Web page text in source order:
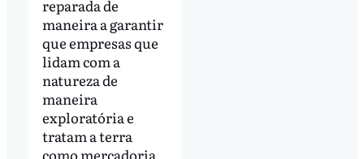
reparada de
maneira a garantir
que empresas que
lidam com a
natureza de
maneira
exploratória e
tratam a terra
como mercadoria